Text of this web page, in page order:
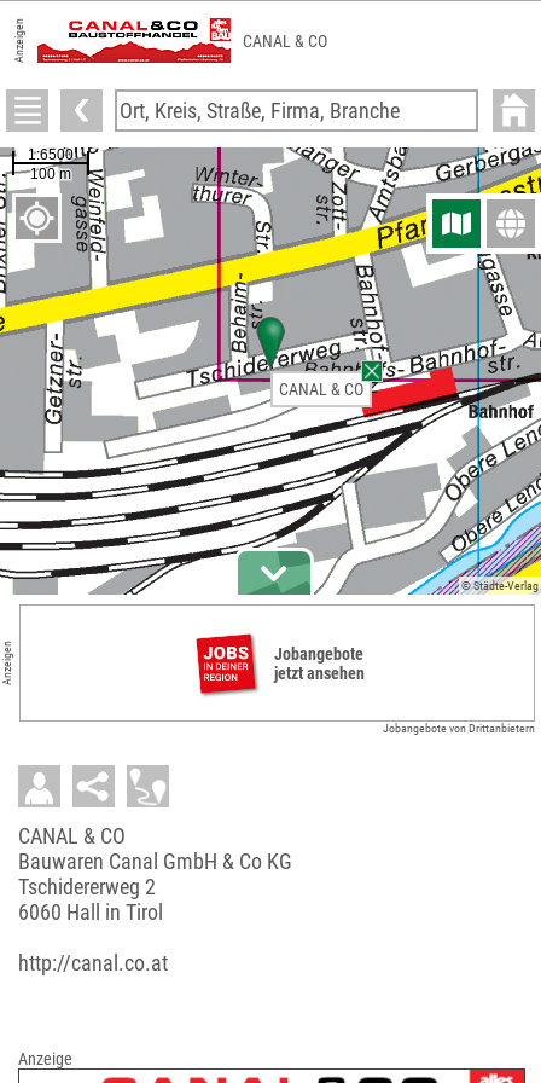
Anzeigen CANAL & CO
© Städte-Verlag
CANAL & CO
Anzeigen
Jobangebote
jetzt ansehen
Jobangebote von Drittanbietern
CANAL & CO
Bauwaren Canal GmbH & Co KG
Tschidererweg 2
6060 Hall in Tirol
http://canal.co.at
Anzeige